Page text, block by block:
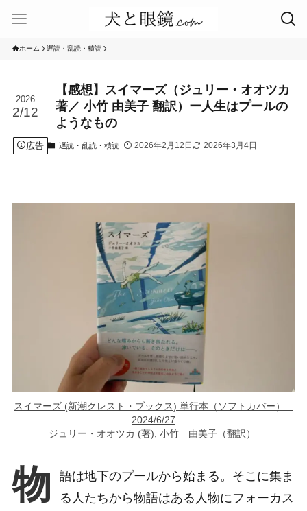
ホーム 遅読・乱読・積読
【感想】スイマーズ（ジュリー・オオツカ
著／ 小竹 由美子 翻訳）ー人生はプールの
ようなもの
2026
2/12
広告 遅読・乱読・積読 2026年2月12日 2026年3月4日
スイマーズ (新潮クレスト・ブックス) 単行本（ソフトカバー） –
2024/6/27
ジュリー・オオツカ (著), 小竹 由美子（翻訳）
物
語は地下のプールから始まる。そこに集ま
る人たちから物語はある人物にフォーカス